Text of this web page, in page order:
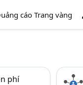
cáo Trang vàng
phí